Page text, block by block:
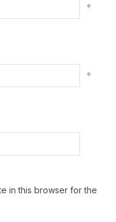
*
*
in this browser for the